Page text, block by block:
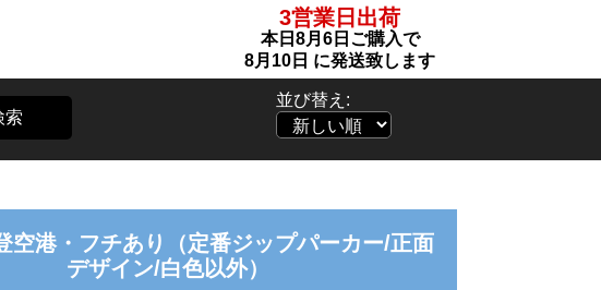
3営業日出荷
本日 8月6日 ご購入で
8月10日 に発送致します
索
並び替え:
空港・フチあり（定番ジップパーカー/正面
デザイン/白色以外）